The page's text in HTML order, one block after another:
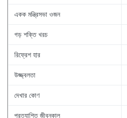
একক মন্ত্রিসভা ওজন
গড় শক্তি খরচ
রিফ্রেশ হার
উজ্জ্বলতা
দেখার কোণ
প্রত্যাশিত জীবনকাল